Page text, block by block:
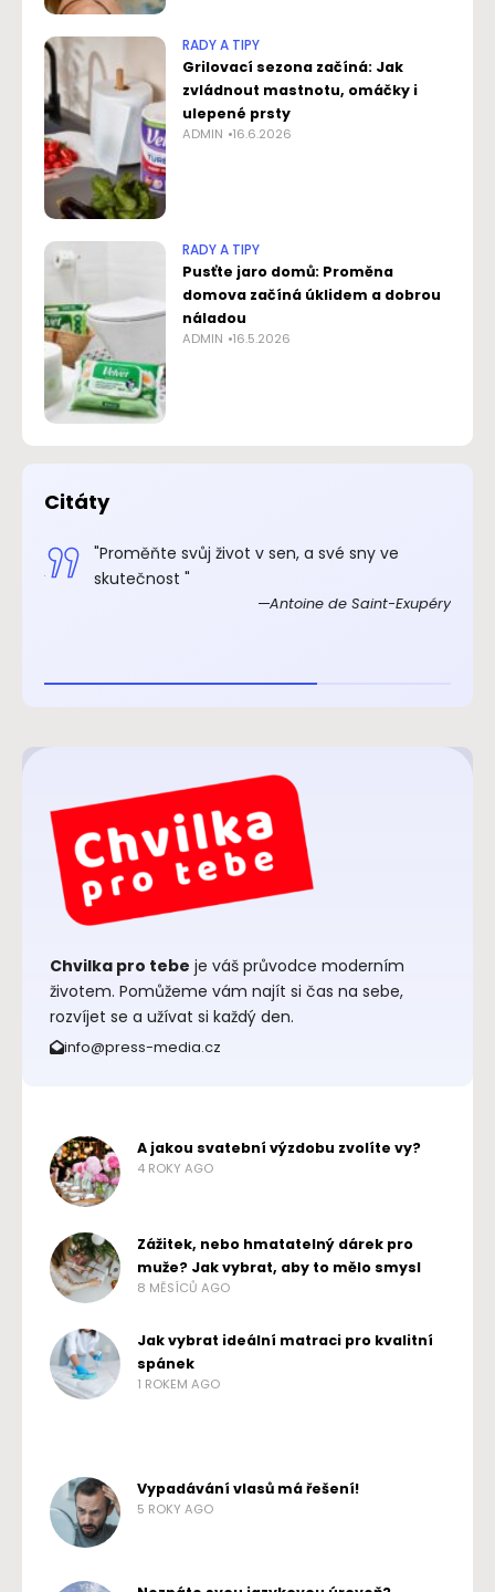
RADY A TIPY
Grilovací sezona začíná: Jak
zvládnout mastnotu, omáčky i
ulepené prsty
ADMIN 16.6.2026
RADY A TIPY
Pusťte jaro domů: Proměna
domova začíná úklidem a dobrou
náladou
ADMIN 16.5.2026
Citáty
"Proměňte svůj život v sen, a své sny ve
skutečnost "
Antoine de Saint-Exupéry
Chvilka pro tebe je váš průvodce moderním
životem. Pomůžeme vám najít si čas na sebe,
rozvíjet se a užívat si každý den.
info@press-media.cz
A jakou svatební výzdobu zvolíte vy?
4 ROKY AGO
Zážitek, nebo hmatatelný dárek pro
muže? Jak vybrat, aby to mělo smysl
8 MĚSÍCŮ AGO
Jak vybrat ideální matraci pro kvalitní
spánek
1 ROKEM AGO
Vypadávání vlasů má řešení!
5 ROKY AGO